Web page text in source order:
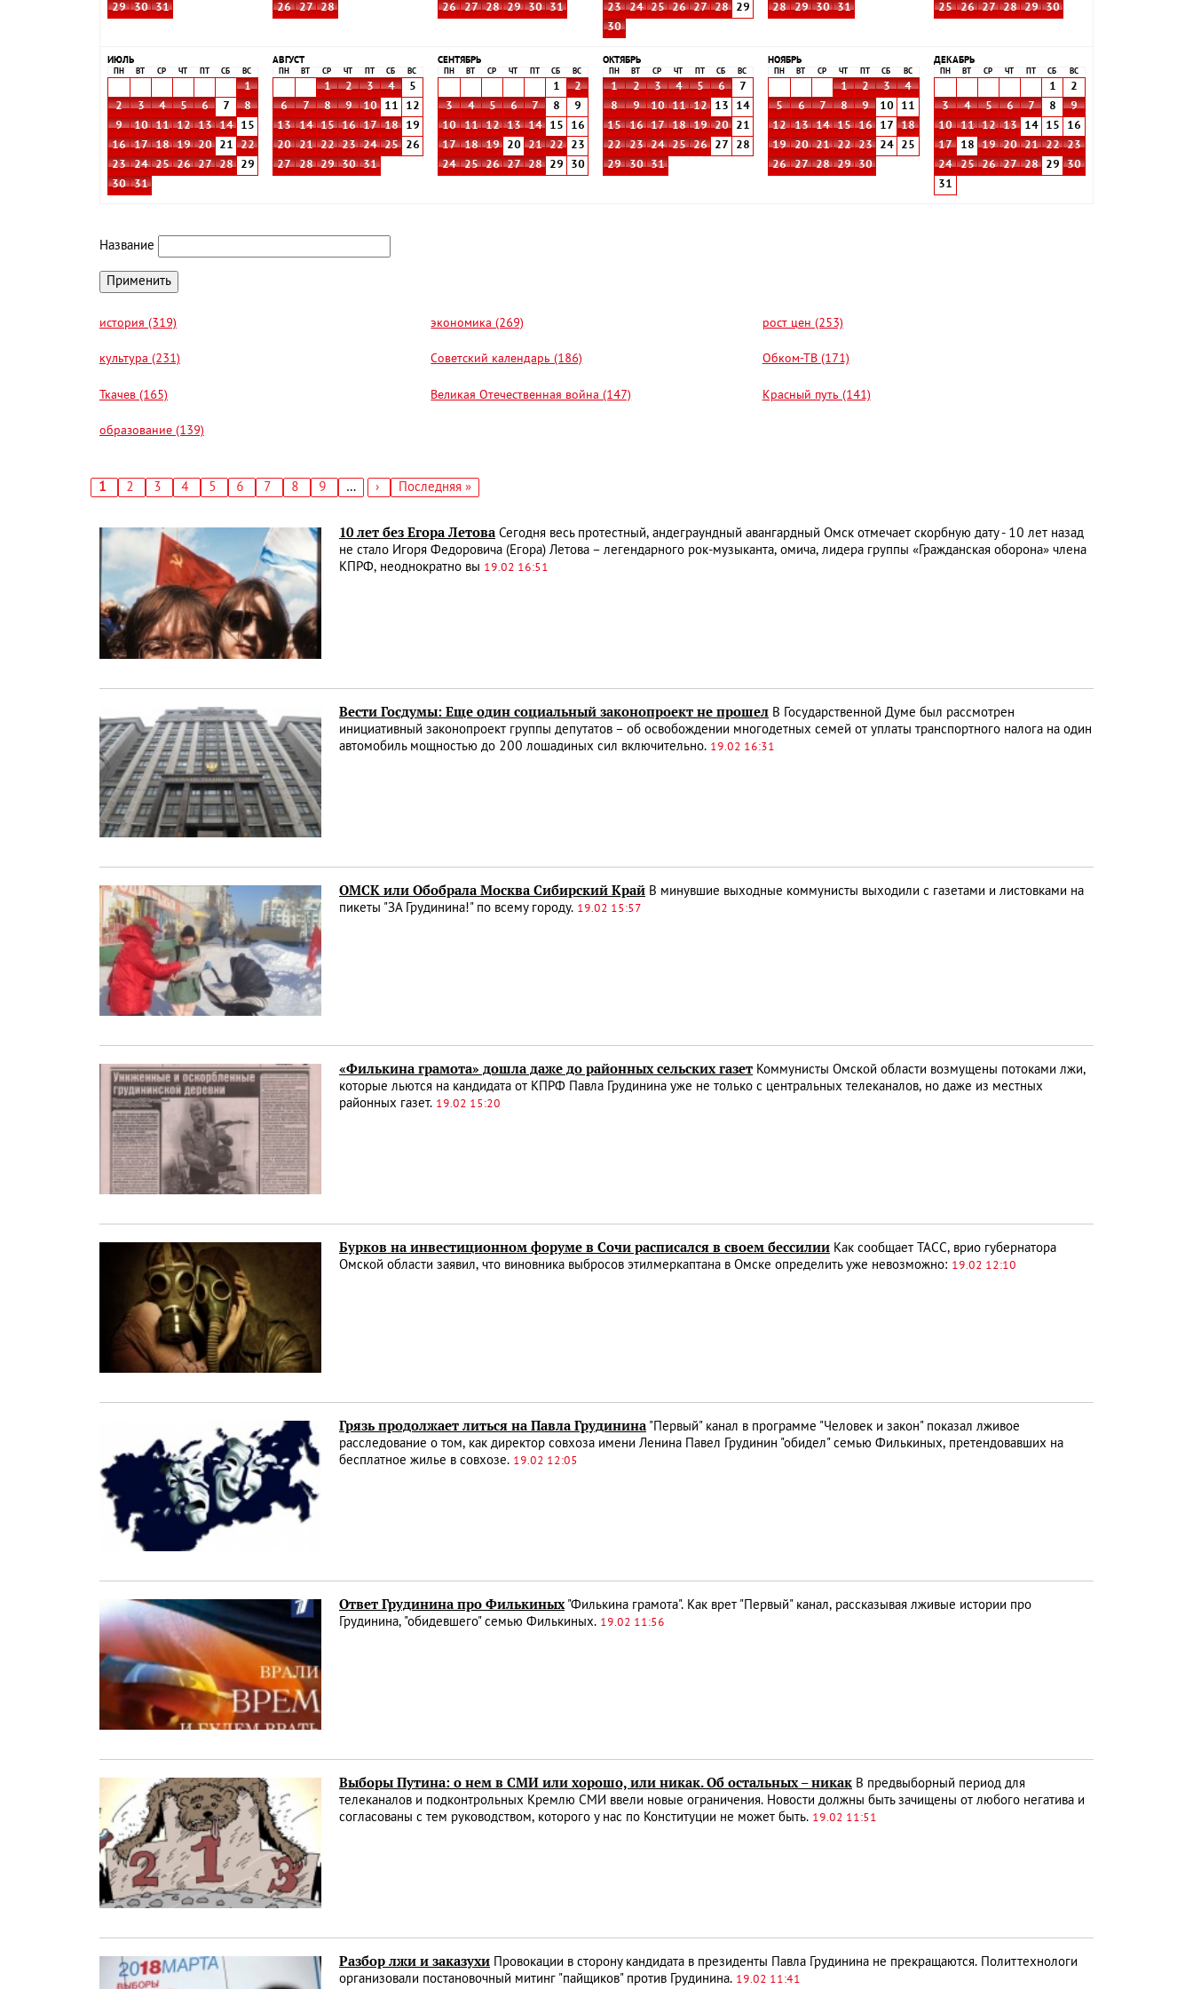
29
30 31
26
27 28
26
27 28 29 30 31
23
24 25 26 27 28
29
30
28
29 30 31
25
26 27 28 29 30
ИЮЛЬ
ПН ВТ СР ЧТ СБ ВС
1
2
3 4 5 6 7
8
9
10 11 12 13 14
15
16
17 18 19 20 21
22
23
24 25 26 27 28
29
30
31
АВГУСТ
ПН ВТ СР ЧТ СБ ВС
1 2 3 4
5
6
7 8 9 10 11
12
13
14 15 16 17 18
19
20
21 22 23 24 25
26
27
28 29 30 31
СЕНТЯБРЬ
ПН ВТ СР ЧТ СБ ВС
1
2
3
4 5 6 7 8
9
10
11 12 13 14 15
16
17
18 19 20 21 22
23
24
25 26 27 28 29 30
ОКТЯБРЬ
ПН ВТ СР ЧТ СБ ВС
1 2 3 4 5 6
7
8
9 10 11 12 13
14
15
16 17 18 19 20
21
22
23 24 25 26 27
28
29
30 31
НОЯБРЬ
ПН ВТ СР ЧТ СБ ВС
1 2 3
4
5
6 7 8 9 10
11
12
13 14 15 16 17
18
19
20 21 22 23 24
25
26
27 28 29 30
ДЕКАБРЬ
ПН ВТ СР ЧТ СБ ВС
1
2
3
4 5 6 7 8
9
10
11 12 13 14 15
16
17
18 19 20 21 22
23
24
25 26 27 28 29
30
31
Название
история (319) экономика (269) рост цен (253)
культура (231) Советский календарь (186) Обком-ТВ (171)
Ткачев (165) Великая Отечественная война (147) Красный путь (141)
образование (139)
Текущая
1 Страница
2 Страница
3 Страница
4 Страница
5 Страница
6 Страница
7 Страница
8 Страница
9 …
Следующая
›
Последняя
Последняя »
10 лет без Егора Летова Сегодня весь протестный, андеграундный авангардный Омск отмечает скорбную дату - 10 лет назад
не стало Игоря Федоровича (Егора) Летова – легендарного рок-музыканта, омича, лидера группы «Гражданская оборона» члена
КПРФ, неоднократно вы 19.02 16:51
Вести Госдумы: Еще один социальный законопроект не прошел В Государственной Думе был рассмотрен
инициативный законопроект группы депутатов – об освобождении многодетных семей от уплаты транспортного налога на один
автомобиль мощностью до 200 лошадиных сил включительно. 19.02 16:31
ОМСК или Обобрала Москва Сибирский Край В минувшие выходные коммунисты выходили с газетами и листовками на
пикеты "ЗА Грудинина!" по всему городу. 19.02 15:57
«Филькина грамота» дошла даже до районных сельских газет Коммунисты Омской области возмущены потоками лжи,
которые льются на кандидата от КПРФ Павла Грудинина уже не только с центральных телеканалов, но даже из местных
районных газет. 19.02 15:20
Бурков на инвестиционном форуме в Сочи расписался в своем бессилии Как сообщает ТАСС, врио губернатора
Омской области заявил, что виновника выбросов этилмеркаптана в Омске определить уже невозможно: 19.02 12:10
Грязь продолжает литься на Павла Грудинина "Первый" канал в программе "Человек и закон" показал лживое
расследование о том, как директор совхоза имени Ленина Павел Грудинин "обидел" семью Филькиных, претендовавших на
бесплатное жилье в совхозе. 19.02 12:05
Ответ Грудинина про Филькиных "Филькина грамота". Как врет "Первый" канал, рассказывая лживые истории про
Грудинина, "обидевшего" семью Филькиных. 19.02 11:56
Выборы Путина: о нем в СМИ или хорошо, или никак. Об остальных – никак В предвыборный период для
телеканалов и подконтрольных Кремлю СМИ ввели новые ограничения. Новости должны быть зачищены от любого негатива и
согласованы с тем руководством, которого у нас по Конституции не может быть. 19.02 11:51
Разбор лжи и заказухи Провокации в сторону кандидата в президенты Павла Грудинина не прекращаются. Политтехнологи
организовали постановочный митинг "пайщиков" против Грудинина. 19.02 11:41